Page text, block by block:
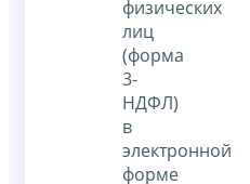
физических
лиц
(форма
3-
НДФЛ)
в
электронной
форме